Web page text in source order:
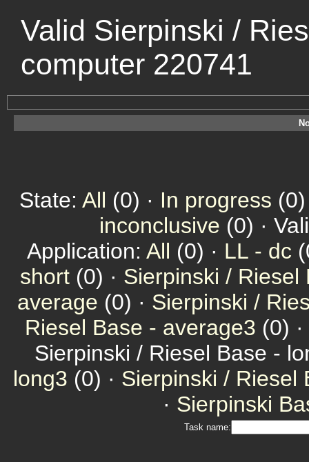
Valid Sierpinski /
computer 220741
State: All (0) · In progress
inconclusive (0) ·
Application: All (0) · LL - dc
short (0) · Sierpinski / Riesel
average (0) · Sierpinski /
Riesel Base - average3 (0) ·
Sierpinski / Riesel Base -
long3 (0) · Sierpinski / Riesel
· Sierpinski
Task name: